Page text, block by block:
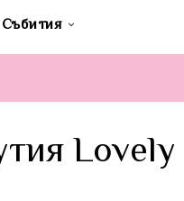
Събития
Lovely